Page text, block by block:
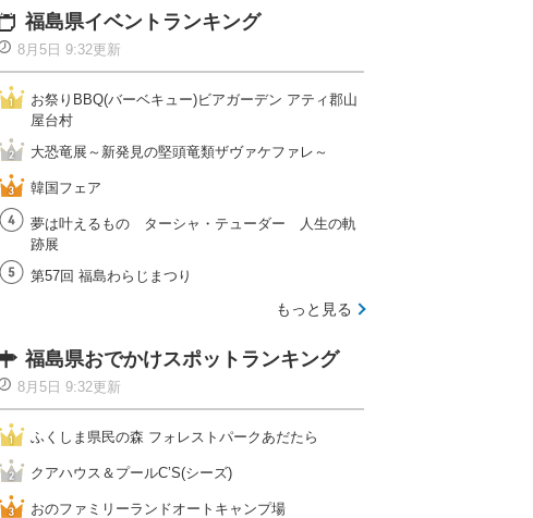
福島県イベントランキング
8月5日 9:32更新
お祭りBBQ(バーベキュー)ビアガーデン アティ郡山
屋台村
大恐竜展～新発見の堅頭竜類ザヴァケファレ～
韓国フェア
夢は叶えるもの ターシャ・テューダー 人生の軌
跡展
第57回 福島わらじまつり
もっと見る
福島県おでかけスポットランキング
8月5日 9:32更新
ふくしま県民の森 フォレストパークあだたら
クアハウス＆プールC’S(シーズ)
おのファミリーランドオートキャンプ場